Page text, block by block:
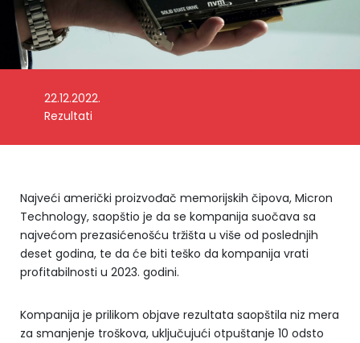
Foto: Reuters
22.12.2022.
Rezultati
Najveći američki proizvođač memorijskih čipova, Micron
Technology, saopštio je da se kompanija suočava sa
najvećom prezasićenošću tržišta u više od poslednjih
deset godina, te da će biti teško da kompanija vrati
profitabilnosti u 2023. godini.
Kompanija je prilikom objave rezultata saopštila niz mera
za smanjenje troškova, uključujući otpuštanje 10 odsto